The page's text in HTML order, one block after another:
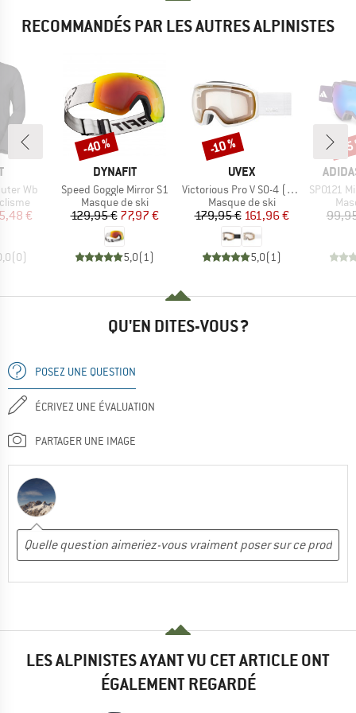
RECOMMANDÉS PAR LES AUTRES ALPINISTES
Wb
réduit
€
(0)
MARQUE
DYNAFIT
Article
Speed Goggle Mirror S1
Product group
Masque de ski
Prix
129,95 €Prix réduit
77,97 €
5,0(1)
Remise
-40 %
MARQUE
UVEX
Article
Victorious Pro V S0-4 (VLT 7-81%)
Product group
Masque de ski
Prix
179,95 €Prix réduit
161,96 €
5,0(1)
Remise
-10 %
Article
SP0121
-
QU'EN DITES-VOUS ?
POSEZ UNE QUESTION
ÉCRIVEZ UNE ÉVALUATION
PARTAGER UNE IMAGE
LES ALPINISTES AYANT VU CET ARTICLE ONT
ÉGALEMENT REGARDÉ